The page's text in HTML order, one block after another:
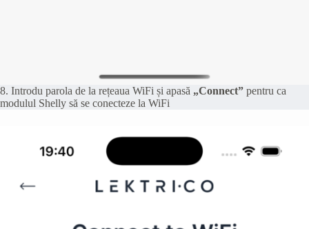
8. Introdu parola de la rețeaua WiFi și apasă „Connect” pentru ca
modulul Shelly să se conecteze la WiFi